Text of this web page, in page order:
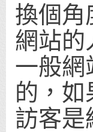
換個角
網站
一般網
的，
訪客是